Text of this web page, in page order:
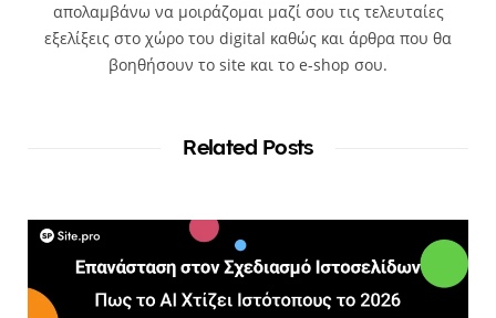
απολαμβάνω να μοιράζομαι μαζί σου τις τελευταίες
εξελίξεις στο χώρο του digital καθώς και άρθρα που θα
βοηθήσουν το site και το e-shop σου.
Related Posts